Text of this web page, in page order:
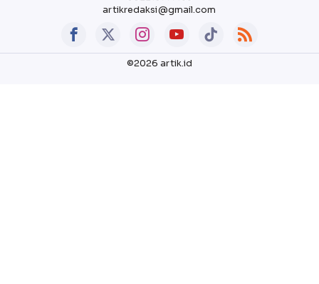
artikredaksi@gmail.com
©2026 artik.id